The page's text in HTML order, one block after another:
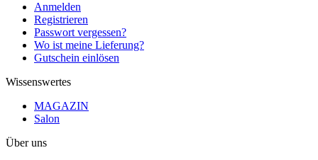
Anmelden
Registrieren
Passwort vergessen?
Wo ist meine Lieferung?
Gutschein einlösen
Wissenswertes
MAGAZIN
Salon
Über uns